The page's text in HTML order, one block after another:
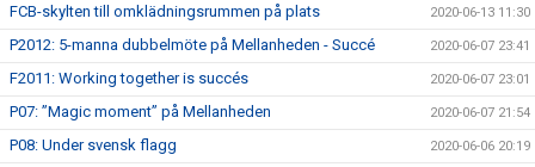
FCB-skylten till omklädningsrummen på plats 2020-06-13 11:30
P2012: 5-manna dubbelmöte på Mellanheden - Succé 2020-06-07 23:41
F2011: Working together is succés 2020-06-07 23:01
P07: ”Magic moment” på Mellanheden 2020-06-07 21:54
P08: Under svensk flagg 2020-06-06 20:19